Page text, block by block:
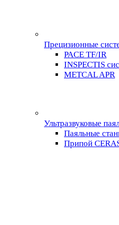
Прецизионные
PACE TF/IR
INSPECTIS
METCAL APR
Ультразвуковые
Паяльные
Припой